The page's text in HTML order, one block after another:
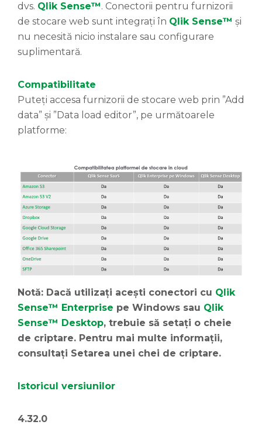
dvs. Qlik Sense™. Conectorii pentru furnizorii
de stocare web sunt integrați în Qlik Sense™ și
nu necesită nicio instalare sau configurare
suplimentară.
Compatibilitate
Puteți accesa furnizorii de stocare web prin ”Add
data” și ”Data load editor”, pe următoarele
platforme:
Notă: Dacă utilizați acești conectori cu Qlik
Sense™ Enterprise pe Windows sau Qlik
Sense™ Desktop, trebuie să setați o cheie
de criptare. Pentru mai multe informații,
consultați Setarea unei chei de criptare.
Istoricul versiunilor
4.32.0